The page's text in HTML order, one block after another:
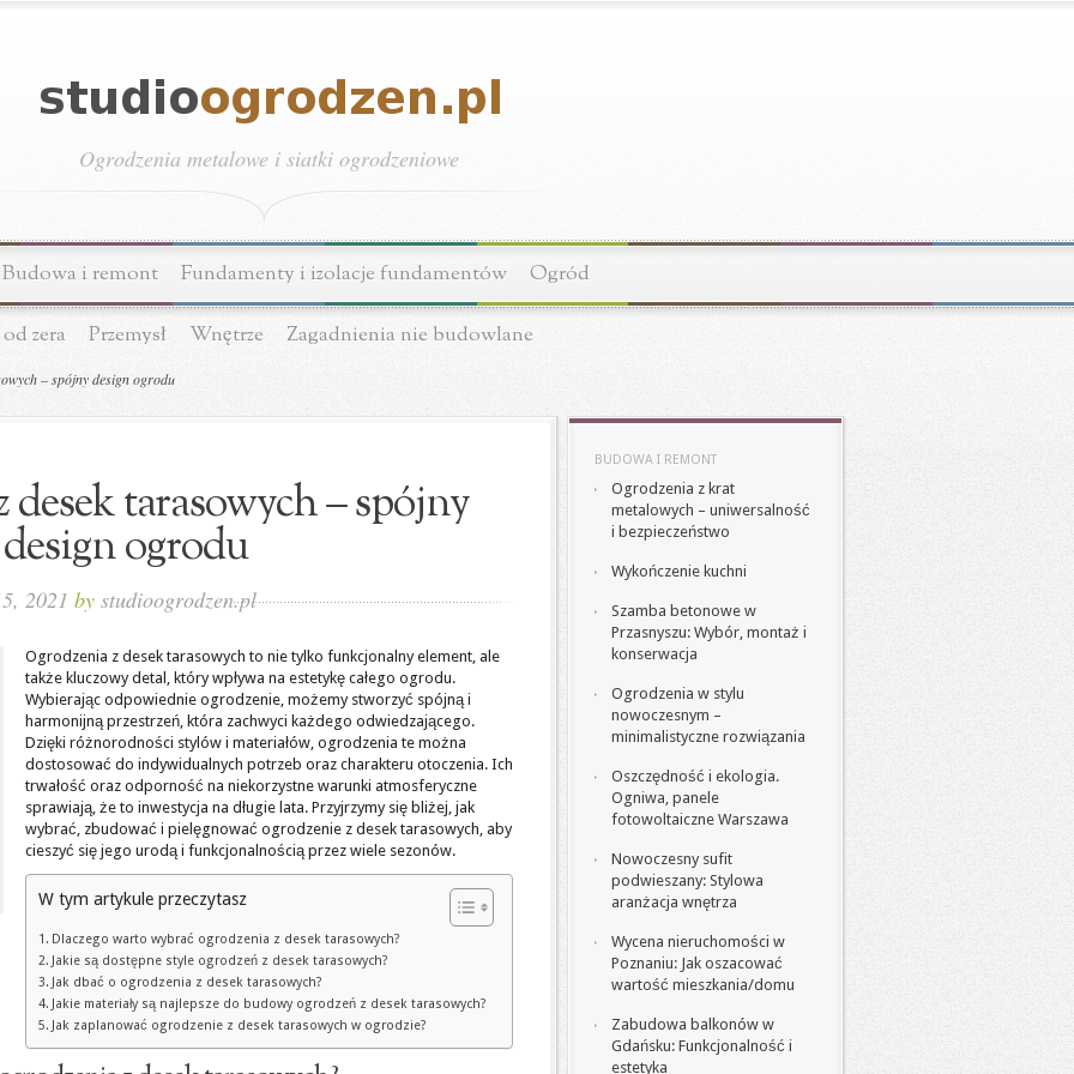
Ogrodzenia metalowe i siatki ogrodzeniowe
Budowa i remont Fundamenty i izolacje fundamentów Ogród
zera Przemysł Wnętrze Zagadnienia nie budowlane
– spójny design ogrodu
tarasowych – spójny
design ogrodu
2021 by studioogrodzen.pl
Ogrodzenia z desek tarasowych to nie tylko funkcjonalny element, ale
także kluczowy detal, który wpływa na estetykę całego ogrodu.
Wybierając odpowiednie ogrodzenie, możemy stworzyć spójną i
harmonijną przestrzeń, która zachwyci każdego odwiedzającego.
Dzięki różnorodności stylów i materiałów, ogrodzenia te można
dostosować do indywidualnych potrzeb oraz charakteru otoczenia. Ich
trwałość oraz odporność na niekorzystne warunki atmosferyczne
sprawiają, że to inwestycja na długie lata. Przyjrzymy się bliżej, jak
wybrać, zbudować i pielęgnować ogrodzenie z desek tarasowych, aby
cieszyć się jego urodą i funkcjonalnością przez wiele sezonów.
W tym artykule przeczytasz
Dlaczego warto wybrać ogrodzenia z desek tarasowych?
Jakie są dostępne style ogrodzeń z desek tarasowych?
Jak dbać o ogrodzenia z desek tarasowych?
Jakie materiały są najlepsze do budowy ogrodzeń z desek tarasowych?
Jak zaplanować ogrodzenie z desek tarasowych w ogrodzie?
BUDOWA I REMONT
Ogrodzenia z krat
metalowych – uniwersalność
i bezpieczeństwo
Wykończenie kuchni
Szamba betonowe w
Przasnyszu: Wybór, montaż i
konserwacja
Ogrodzenia w stylu
nowoczesnym –
minimalistyczne rozwiązania
Oszczędność i ekologia.
Ogniwa, panele
fotowoltaiczne Warszawa
Nowoczesny sufit
podwieszany: Stylowa
aranżacja wnętrza
Wycena nieruchomości w
Poznaniu: Jak oszacować
wartość mieszkania/domu
Zabudowa balkonów w
Gdańsku: Funkcjonalność i
estetyka